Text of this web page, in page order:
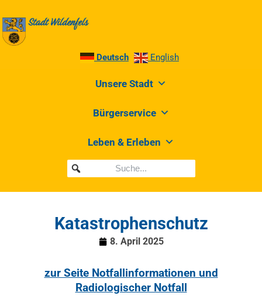
Deutsch English
Unsere Stadt
Bürgerservice
Leben & Erleben
Katastrophenschutz
8. April 2025
zur Seite Notfallinformationen und
Radiologischer Notfall